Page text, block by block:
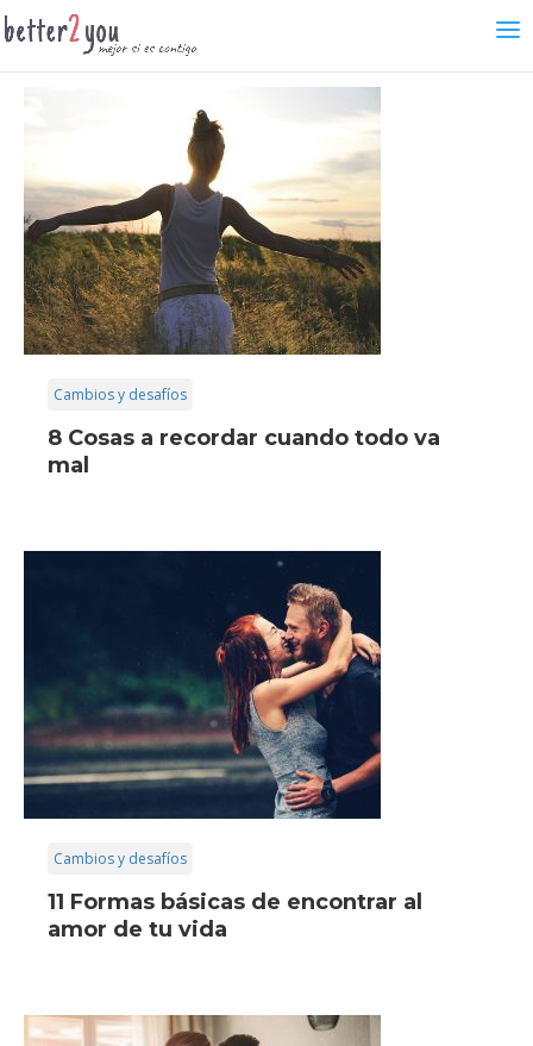
Cambios y desafíos
8 Cosas a recordar cuando todo va
mal
Cambios y desafíos
11 Formas básicas de encontrar al
amor de tu vida